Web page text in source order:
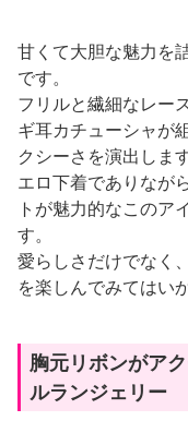
甘くて大胆な魅力を
です。
フリルと繊細なレー
ギ耳カチューシャが
クシーさを演出します
エロ下着でありなが
トが魅力的なこのア
す。
愛らしさだけでなく
を楽しんでみてはい
胸元リボンがア
ルランジェリー